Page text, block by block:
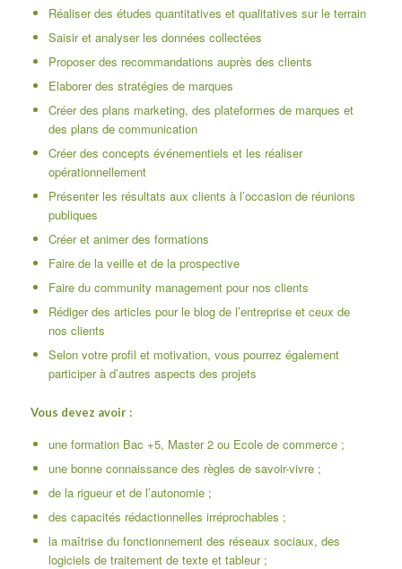
Réaliser des études quantitatives et qualitatives sur le terrain
Saisir et analyser les données collectées
Proposer des recommandations auprès des clients
Elaborer des stratégies de marques
Créer des plans marketing, des plateformes de marques et
des plans de communication
Créer des concepts événementiels et les réaliser
opérationnellement
Présenter les résultats aux clients à l’occasion de réunions
publiques
Créer et animer des formations
Faire de la veille et de la prospective
Faire du community management pour nos clients
Rédiger des articles pour le blog de l’entreprise et ceux de
nos clients
Selon votre profil et motivation, vous pourrez également
participer à d’autres aspects des projets
Vous devez avoir :
une formation Bac +5, Master 2 ou Ecole de commerce ;
une bonne connaissance des règles de savoir-vivre ;
de la rigueur et de l’autonomie ;
des capacités rédactionnelles irréprochables ;
la maîtrise du fonctionnement des réseaux sociaux, des
logiciels de traitement de texte et tableur ;